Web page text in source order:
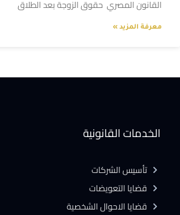
القانون المصري حقوق الزوجة بعد الطلاق
معرفة المزيد »
الخدمات القانونية
تأسيس الشركات
قضايا التعويضات
قضايا الاحوال الشخصية